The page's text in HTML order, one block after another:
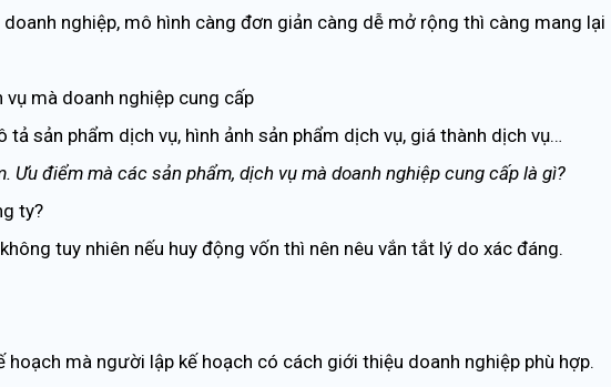
nghiệp, mô hình càng đơn giản càng dễ mở rộng thì càng mang lại
mà doanh nghiệp cung cấp
tả sản phẩm dịch vụ, hình ảnh sản phẩm dịch vụ, giá thành dịch vụ…
Ưu điểm mà các sản phẩm, dịch vụ mà doanh nghiệp cung cấp là gì?
ty?
tuy nhiên nếu huy động vốn thì nên nêu vắn tắt lý do xác đáng.
hoạch mà người lập kế hoạch có cách giới thiệu doanh nghiệp phù hợp.